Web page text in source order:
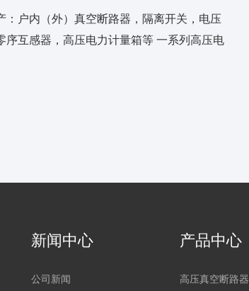
：户内（外）真空断路器，隔离开关，电压
序互感器，高压电力计量箱等 一系列高压电
新闻中心
公司新闻
产品中心
高压真空断路器